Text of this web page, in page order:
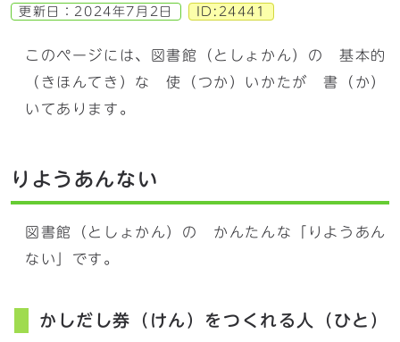
更新日： 2024年7月2日 ID:24441
このページには、図書館（としょかん）の 基本的
（きほんてき）な 使（つか）いかたが 書（か）
いてあります。
りようあんない
図書館（としょかん）の かんたんな「りようあん
ない」です。
かしだし券（けん）をつくれる人（ひと）